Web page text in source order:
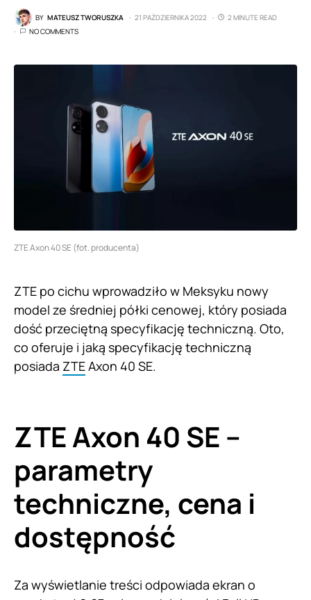
BY MATEUSZ TWORUSZKA 21 PAŹDZIERNIKA 2022
2 MINUTE READ
NO COMMENTS
ZTE Axon 40 SE (fot. producenta)
ZTE po cichu wprowadziło w Meksyku nowy
model ze średniej półki cenowej, który posiada
dość przeciętną specyfikację techniczną. Oto,
co oferuje i jaką specyfikację techniczną
posiada ZTEAxon 40 SE.
ZTE Axon 40 SE –
parametry
techniczne, cena i
dostępność
Za wyświetlanie treści odpowiada ekran o